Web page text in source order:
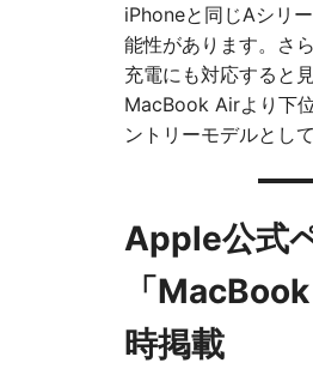
iPhoneと同じAシリ
能性があります。さ
充電にも対応すると
MacBook Airより下
ントリーモデルとし
Apple公式
「
時掲載